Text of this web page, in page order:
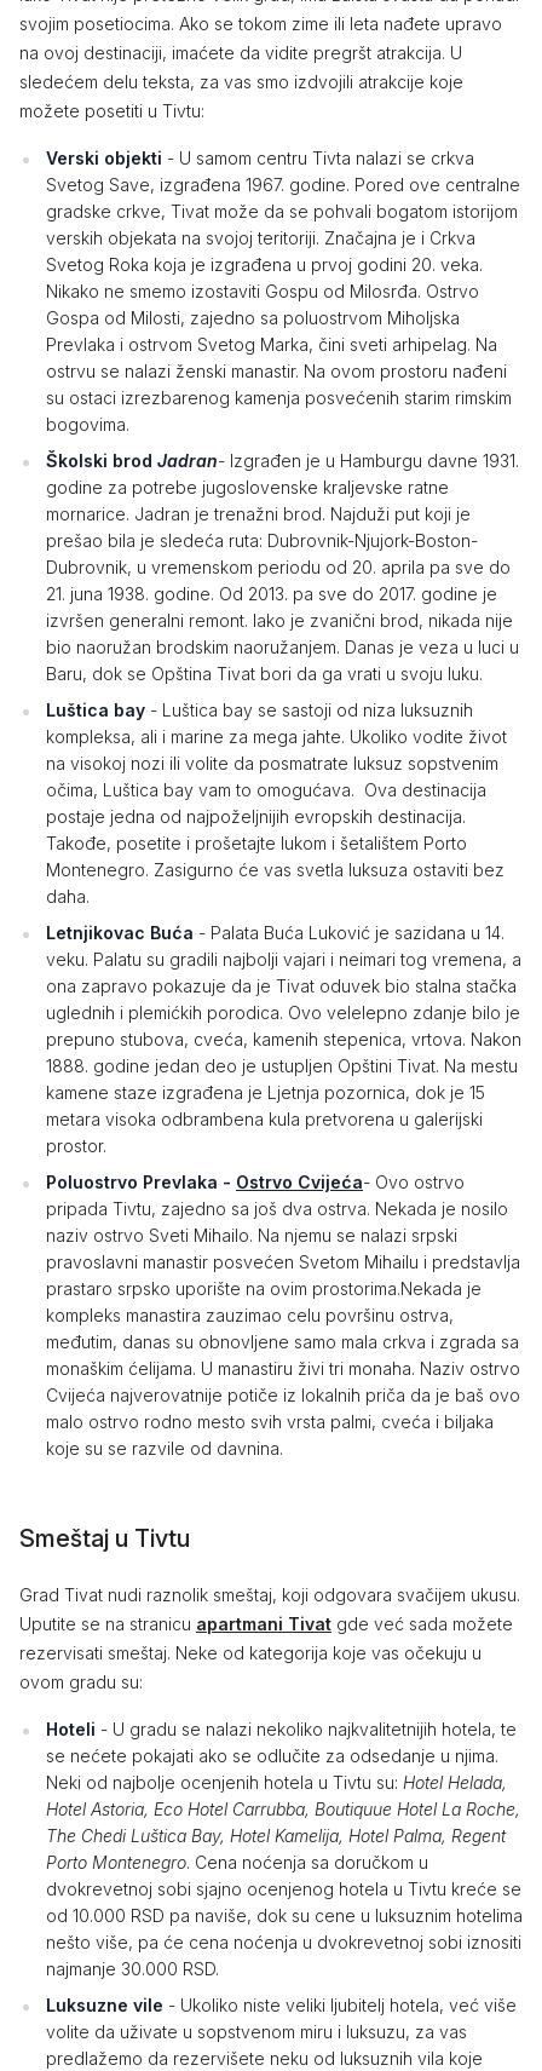
svojim posetiocima. Ako se tokom zime ili leta nađete upravo
na ovoj destinaciji, imaćete da vidite pregršt atrakcija. U
sledećem delu teksta, za vas smo izdvojili atrakcije koje
možete posetiti u Tivtu:
Verski objekti - U samom centru Tivta nalazi se crkva
Svetog Save, izgrađena 1967. godine. Pored ove centralne
gradske crkve, Tivat može da se pohvali bogatom istorijom
verskih objekata na svojoj teritoriji. Značajna je i Crkva
Svetog Roka koja je izgrađena u prvoj godini 20. veka.
Nikako ne smemo izostaviti Gospu od Milosrđa. Ostrvo
Gospa od Milosti, zajedno sa poluostrvom Miholjska
Prevlaka i ostrvom Svetog Marka, čini sveti arhipelag. Na
ostrvu se nalazi ženski manastir. Na ovom prostoru nađeni
su ostaci izrezbarenog kamenja posvećenih starim rimskim
bogovima.
Školski brod Jadran- Izgrađen je u Hamburgu davne 1931.
godine za potrebe jugoslovenske kraljevske ratne
mornarice. Jadran je trenažni brod. Najduži put koji je
prešao bila je sledeća ruta: Dubrovnik-Njujork-Boston-
Dubrovnik, u vremenskom periodu od 20. aprila pa sve do
21. juna 1938. godine. Od 2013. pa sve do 2017. godine je
izvršen generalni remont. Iako je zvanični brod, nikada nije
bio naoružan brodskim naoružanjem. Danas je veza u luci u
Baru, dok se Opština Tivat bori da ga vrati u svoju luku.
Luštica bay - Luštica bay se sastoji od niza luksuznih
kompleksa, ali i marine za mega jahte. Ukoliko vodite život
na visokoj nozi ili volite da posmatrate luksuz sopstvenim
očima, Luštica bay vam to omogućava. Ova destinacija
postaje jedna od najpoželjnijih evropskih destinacija.
Takođe, posetite i prošetajte lukom i šetalištem Porto
Montenegro. Zasigurno će vas svetla luksuza ostaviti bez
daha.
Letnjikovac Buća - Palata Buća Luković je sazidana u 14.
veku. Palatu su gradili najbolji vajari i neimari tog vremena, a
ona zapravo pokazuje da je Tivat oduvek bio stalna stačka
uglednih i plemićkih porodica. Ovo velelepno zdanje bilo je
prepuno stubova, cveća, kamenih stepenica, vrtova. Nakon
1888. godine jedan deo je ustupljen Opštini Tivat. Na mestu
kamene staze izgrađena je Ljetnja pozornica, dok je 15
metara visoka odbrambena kula pretvorena u galerijski
prostor.
Poluostrvo Prevlaka - Ostrvo Cvijeća- Ovo ostrvo
pripada Tivtu, zajedno sa još dva ostrva. Nekada je nosilo
naziv ostrvo Sveti Mihailo. Na njemu se nalazi srpski
pravoslavni manastir posvećen Svetom Mihailu i predstavlja
prastaro srpsko uporište na ovim prostorima.Nekada je
kompleks manastira zauzimao celu površinu ostrva,
međutim, danas su obnovljene samo mala crkva i zgrada sa
monaškim ćelijama. U manastiru živi tri monaha. Naziv ostrvo
Cvijeća najverovatnije potiče iz lokalnih priča da je baš ovo
malo ostrvo rodno mesto svih vrsta palmi, cveća i biljaka
koje su se razvile od davnina.
Smeštaj u Tivtu
Grad Tivat nudi raznolik smeštaj, koji odgovara svačijem ukusu.
Uputite se na stranicu apartmani Tivat gde već sada možete
rezervisati smeštaj. Neke od kategorija koje vas očekuju u
ovom gradu su:
Hoteli - U gradu se nalazi nekoliko najkvalitetnijih hotela, te
se nećete pokajati ako se odlučite za odsedanje u njima.
Neki od najbolje ocenjenih hotela u Tivtu su: Hotel Helada,
Hotel Astoria, Eco Hotel Carrubba, Boutiquue Hotel La Roche,
The Chedi Luštica Bay, Hotel Kamelija, Hotel Palma, Regent
Porto Montenegro. Cena noćenja sa doručkom u
dvokrevetnoj sobi sjajno ocenjenog hotela u Tivtu kreće se
od 10.000 RSD pa naviše, dok su cene u luksuznim hotelima
nešto više, pa će cena noćenja u dvokrevetnoj sobi iznositi
najmanje 30.000 RSD.
Luksuzne vile - Ukoliko niste veliki ljubitelj hotela, već više
volite da uživate u sopstvenom miru i luksuzu, za vas
predlažemo da rezervišete neku od luksuznih vila koje